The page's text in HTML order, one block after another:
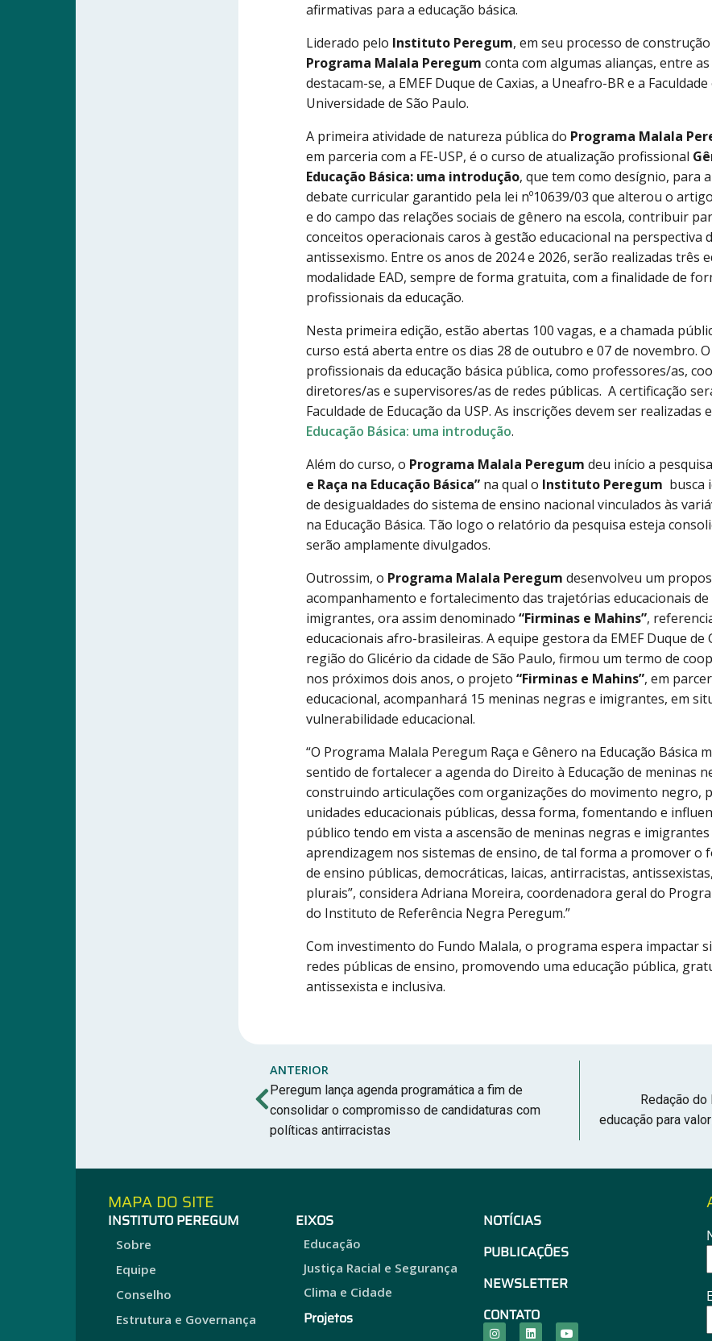
afirmativas para a educação básica.
Liderado pelo Instituto Peregum, em seu processo de
Programa Malala Peregumconta com algumas alianças, entre
destacam-se, a EMEF Duque de Caxias, a Uneafro-BR e a Faculdade
Universidade de São Paulo.
A primeira atividade de natureza pública do Programa Malala
em parceria com a FE-USP, é o curso de atualização profissional
Educação Básica: uma introdução, que tem como desígnio, para
debate curricular garantido pela lei nº10639/03 que alterou o
e do campo das relações sociais de gênero na escola, contribuir
conceitos operacionais caros à gestão educacional na perspectiva
antissexismo. Entre os anos de 2024 e 2026, serão realizadas três
modalidade EAD, sempre de forma gratuita, com a finalidade de
profissionais da educação.
Nesta primeira edição, estão abertas 100 vagas, e a chamada
curso está aberta entre os dias 28 de outubro e 07 de novembro.
profissionais da educação básica pública, como professores/as,
diretores/as e supervisores/as de redes públicas. A certificação
Faculdade de Educação da USP. As inscrições devem ser realizadas
Educação Básica: uma introdução.
Além do curso, o Programa Malala Peregum deu início a
e Raça na Educação Básica” na qual o Instituto Peregum busca
de desigualdades do sistema de ensino nacional vinculados às
na Educação Básica. Tão logo o relatório da pesquisa esteja
serão amplamente divulgados.
Outrossim, o Programa Malala Peregum desenvolveu um
acompanhamento e fortalecimento das trajetórias educacionais
imigrantes, ora assim denominado“Firminas e Mahins”,
educacionais afro-brasileiras. A equipe gestora da EMEF Duque de
região do Glicério da cidade de São Paulo, firmou um termo de
nos próximos dois anos, o projeto“Firminas e Mahins”, em
educacional, acompanhará 15 meninas negras e imigrantes, em
vulnerabilidade educacional.
“O Programa Malala Peregum Raça e Gênero na Educação Básica
sentido de fortalecer a agenda do Direito à Educação de meninas
construindo articulações com organizações do movimento negro,
unidades educacionais públicas, dessa forma, fomentando e
público tendo em vista a ascensão de meninas negras e
aprendizagem nos sistemas de ensino, de tal forma a promover o
de ensino públicas, democráticas, laicas, antirracistas,
plurais”, considera Adriana Moreira, coordenadora geral do
do Instituto de Referência Negra Peregum.”
Com investimento do Fundo Malala, o programa espera impactar
redes públicas de ensino, promovendo uma educação pública,
antissexista e inclusiva.
ANTERIOR
Peregum lança agenda programática a fim de
consolidar o compromisso de candidaturas com
políticas antirracistas
Redação
educação para
MAPA DO SITE
INSTITUTO PEREGUM
Sobre
Equipe
Conselho
Estrutura e Governança
EIXOS
Educação
Justiça Racial e Segurança
Clima e Cidade
Projetos
NOTÍCIAS
PUBLICAÇÕES
NEWSLETTER
CONTATO